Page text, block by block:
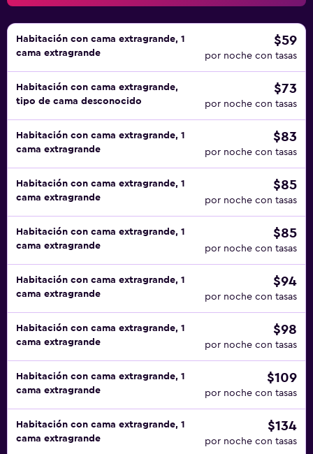
Habitación con cama extragrande, 1
cama extragrande
$59
por noche con tasas
Habitación con cama extragrande,
tipo de cama desconocido
$73
por noche con tasas
Habitación con cama extragrande, 1
cama extragrande
$83
por noche con tasas
Habitación con cama extragrande, 1
cama extragrande
$85
por noche con tasas
Habitación con cama extragrande, 1
cama extragrande
$85
por noche con tasas
Habitación con cama extragrande, 1
cama extragrande
$94
por noche con tasas
Habitación con cama extragrande, 1
cama extragrande
$98
por noche con tasas
Habitación con cama extragrande, 1
cama extragrande
$109
por noche con tasas
Habitación con cama extragrande, 1
cama extragrande
$134
por noche con tasas